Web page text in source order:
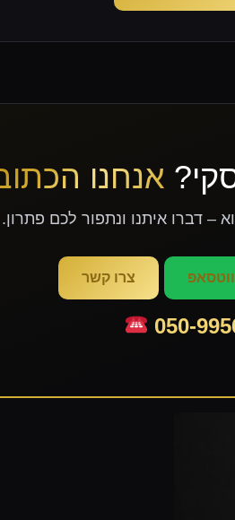
אנחנו
– דברו איתנו ונתפור לכם פתרון.
צרו קשר
050-